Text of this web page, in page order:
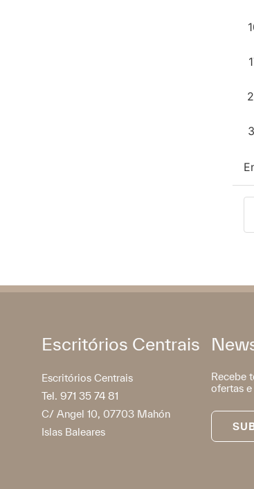
Escritórios Centrais
Escritórios Centrais
Tel. 971 35 74 81
C/ Angel 10, 07703 Mahón
Islas Baleares
Recebe
ofertas